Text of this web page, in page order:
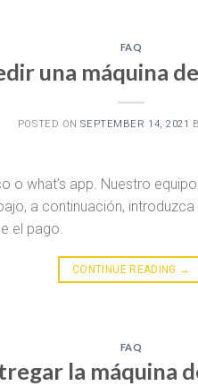
FAQ
una máquina
POSTED ONSEPTEMBER 14, 2021
o what’s app. Nuestro
a continuación,
el pago.
CONTINUE READING →
FAQ
la máquina